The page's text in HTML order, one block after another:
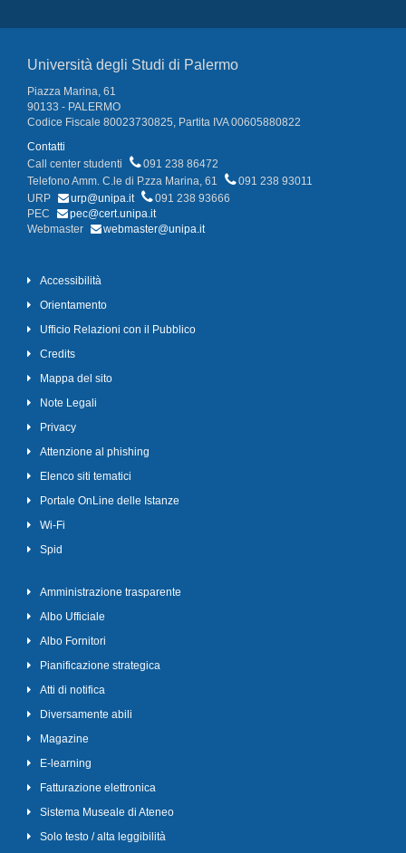
Università degli Studi di Palermo
Piazza Marina, 61
90133 - PALERMO
Codice Fiscale 80023730825, Partita IVA 00605880822
Contatti
Call center studenti
091 238 86472
Telefono Amm. C.le di P.zza Marina, 61
091 238 93011
URP
urp@unipa.it
091 238 93666
PEC
pec@cert.unipa.it
Webmaster
webmaster@unipa.it
Accessibilità
Orientamento
Ufficio Relazioni con il Pubblico
Credits
Mappa del sito
Note Legali
Privacy
Attenzione al phishing
Elenco siti tematici
Portale OnLine delle Istanze
Wi-Fi
Spid
Amministrazione trasparente
Albo Ufficiale
Albo Fornitori
Pianificazione strategica
Atti di notifica
Diversamente abili
Magazine
E-learning
Fatturazione elettronica
Sistema Museale di Ateneo
Solo testo / alta leggibilità